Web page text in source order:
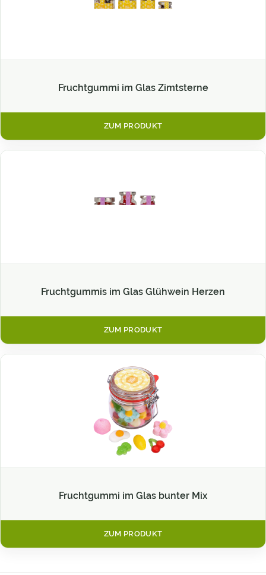
Fruchtgummi im Glas Zimtsterne
ZUM PRODUKT
Fruchtgummis im Glas Glühwein Herzen
ZUM PRODUKT
Fruchtgummi im Glas bunter Mix
ZUM PRODUKT